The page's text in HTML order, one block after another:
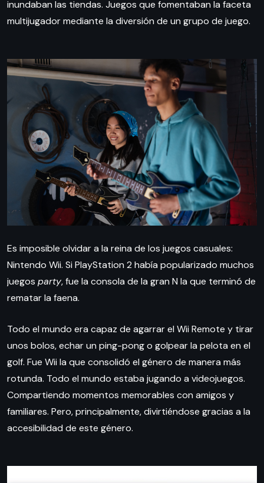
inundaban las tiendas. Juegos que fomentaban la faceta
multijugador mediante la diversión de un grupo de juego.
Es imposible olvidar a la reina de los juegos casuales:
Nintendo Wii. Si PlayStation 2 había popularizado muchos
juegos party, fue la consola de la gran N la que terminó de
rematar la faena.
Todo el mundo era capaz de agarrar el Wii Remote y tirar
unos bolos, echar un ping-pong o golpear la pelota en el
golf. Fue Wii la que consolidó el género de manera más
rotunda. Todo el mundo estaba jugando a videojuegos.
Compartiendo momentos memorables con amigos y
familiares. Pero, principalmente, divirtiéndose gracias a la
accesibilidad de este género.